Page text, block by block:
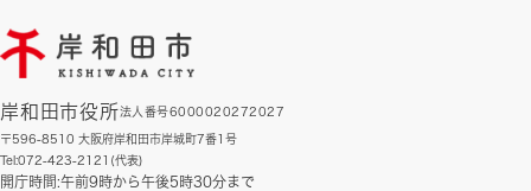
岸和田市役所法人番号6000020272027
〒596-8510 大阪府岸和田市岸城町7番1号
Tel:072-423-2121(代表)
開庁時間:午前9時から午後5時30分まで